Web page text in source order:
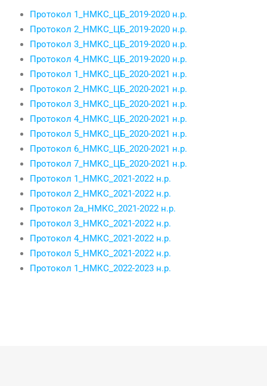
Протокол 1_НМКС_ЦБ_2019-2020 н.р.
Протокол 2_НМКС_ЦБ_2019-2020 н.р.
Протокол 3_НМКС_ЦБ_2019-2020 н.р.
Протокол 4_НМКС_ЦБ_2019-2020 н.р.
Протокол 1_НМКС_ЦБ_2020-2021 н.р.
Протокол 2_НМКС_ЦБ_2020-2021 н.р.
Протокол 3_НМКС_ЦБ_2020-2021 н.р.
Протокол 4_НМКС_ЦБ_2020-2021 н.р.
Протокол 5_НМКС_ЦБ_2020-2021 н.р.
Протокол 6_НМКС_ЦБ_2020-2021 н.р.
Протокол 7_НМКС_ЦБ_2020-2021 н.р.
Протокол 1_НМКС_2021-2022 н.р.
Протокол 2_НМКС_2021-2022 н.р.
Протокол 2а_НМКС_2021-2022 н.р.
Протокол 3_НМКС_2021-2022 н.р.
Протокол 4_НМКС_2021-2022 н.р.
Протокол 5_НМКС_2021-2022 н.р.
Протокол 1_НМКС_2022-2023 н.р.